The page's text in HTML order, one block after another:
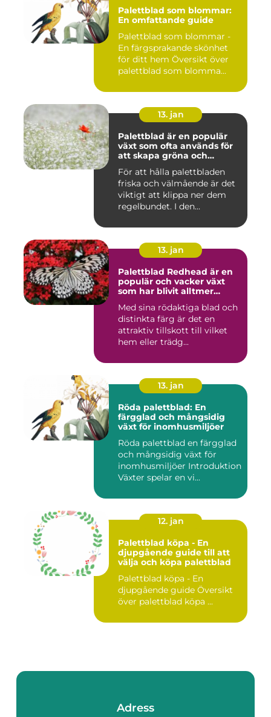
Palettblad som blommar:
En omfattande guide
Palettblad som blommar -
En färgsprakande skönhet
för ditt hem Översikt över
palettblad som blomma...
13. jan
Palettblad är en populär
växt som ofta används för
att skapa gröna och
inomhusmiljöer
För att hålla palettbladen
friska och välmående är det
viktigt att klippa ner dem
regelbundet. I den...
13. jan
Palettblad Redhead är en
populär och vacker växt
som har blivit alltmer
trädgårdsentusiaster
Med sina rödaktiga blad och
distinkta färg är det en
attraktiv tillskott till vilket
hem eller trädg...
13. jan
Röda palettblad: En
färgglad och mångsidig
växt för inomhusmiljöer
Röda palettblad en färgglad
och mångsidig växt för
inomhusmiljöer Introduktion
Växter spelar en vi...
12. jan
Palettblad köpa - En
djupgående guide till att
välja och köpa palettblad
Palettblad köpa - En
djupgående guide Översikt
över palettblad köpa ...
Adress